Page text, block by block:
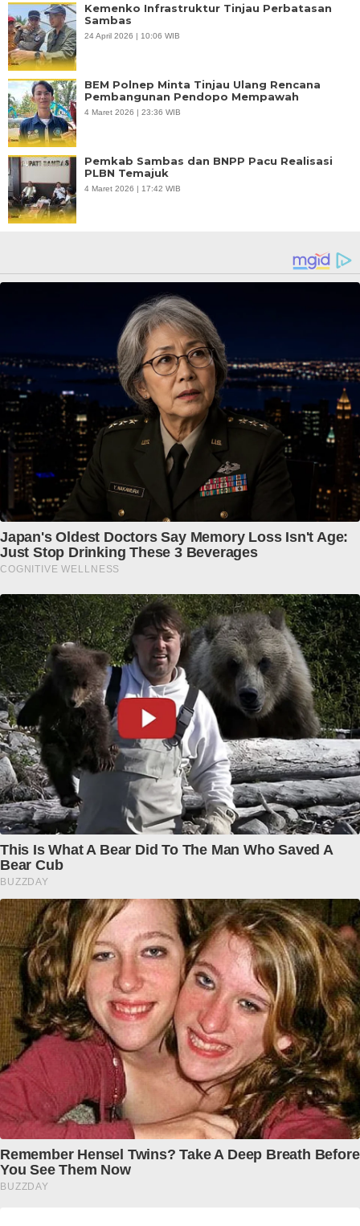
Kemenko Infrastruktur Tinjau Perbatasan
Sambas
24 April 2026 | 10:06 WIB
BEM Polnep Minta Tinjau Ulang Rencana
Pembangunan Pendopo Mempawah
4 Maret 2026 | 23:36 WIB
Pemkab Sambas dan BNPP Pacu Realisasi
PLBN Temajuk
4 Maret 2026 | 17:42 WIB